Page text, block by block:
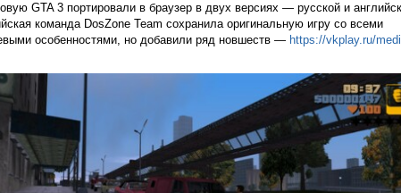
GTA 3 портировали в браузер в двух версиях — русской и
команда DosZone Team сохранила оригинальную игру со всеми
особенностями, но добавили ряд новшеств — https://vkplay.ru/